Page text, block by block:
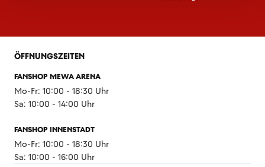
ÖFFNUNGSZEITEN
FANSHOP MEWA ARENA
Mo-Fr: 10:00 - 18:30 Uhr
Sa: 10:00 - 14:00 Uhr
FANSHOP INNENSTADT
Mo-Fr: 10:00 - 18:30 Uhr
Sa: 10:00 - 16:00 Uhr